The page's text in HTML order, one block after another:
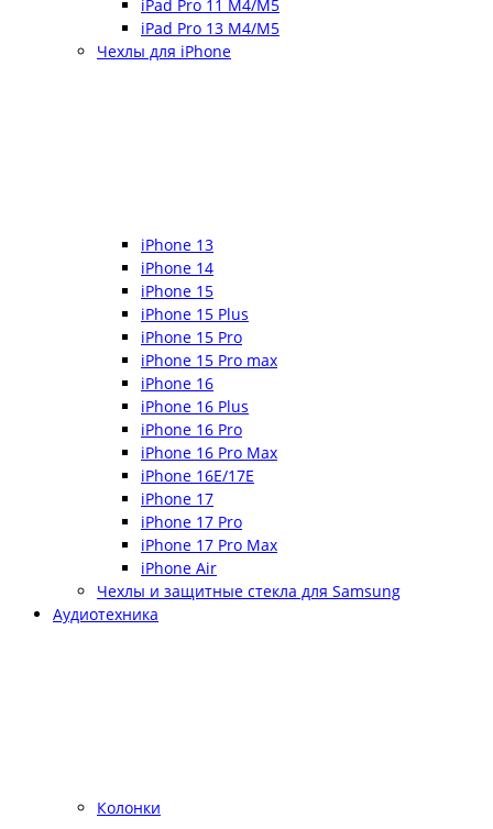
iPad Pro 11 M4/M5
iPad Pro 13 M4/M5
Чехлы для iPhone
iPhone 13
iPhone 14
iPhone 15
iPhone 15 Plus
iPhone 15 Pro
iPhone 15 Pro max
iPhone 16
iPhone 16 Plus
iPhone 16 Pro
iPhone 16 Pro Max
iPhone 16E/17E
iPhone 17
iPhone 17 Pro
iPhone 17 Pro Max
iPhone Air
Чехлы и защитные стекла для Samsung
Аудиотехника
Колонки